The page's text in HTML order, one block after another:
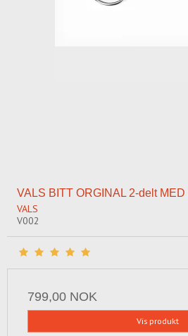
VALS BITT ORGINAL 2-delt
VALS
V002
799,00 NOK
Vis produkt